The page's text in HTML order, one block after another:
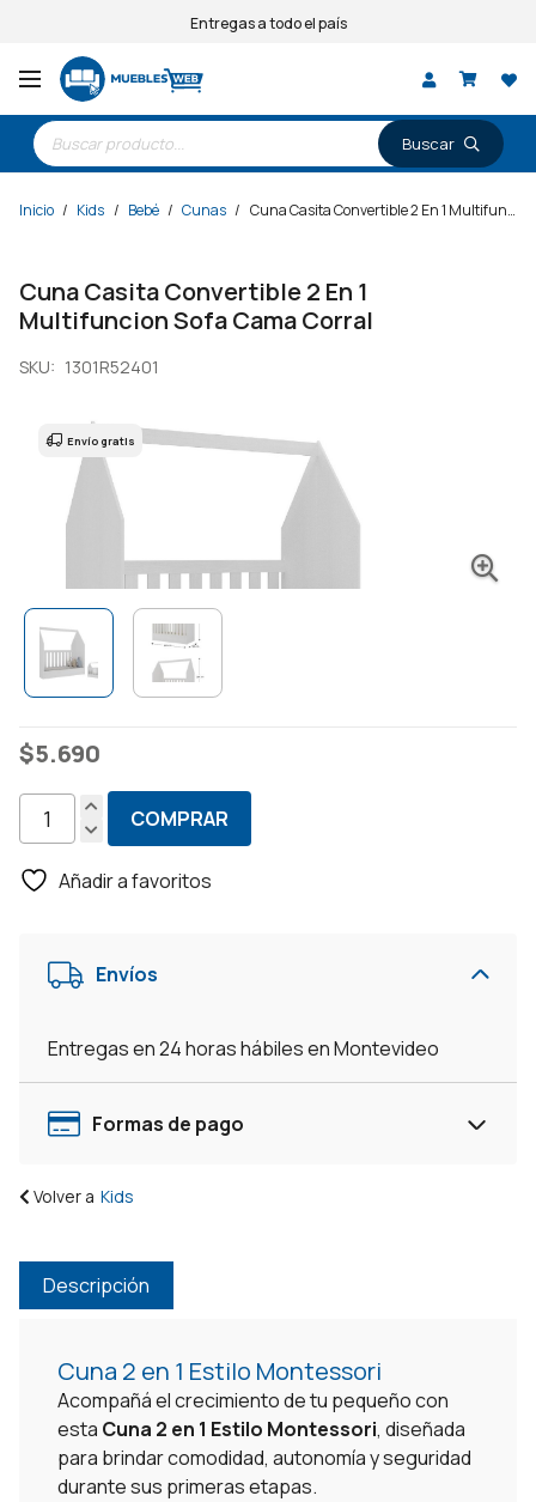
Entregas a todo el país
Búsqueda
de
productos
Inicio / Kids / Bebé / Cunas / Cuna Casita Convertible 2 En 1 Multifuncion Sofa Cama Corral
Cuna Casita Convertible 2 En 1
Multifuncion Sofa Cama Corral
SKU: 1301R52401
Envío gratis
$5.690
Cuna
Convertible
Cama
Corral
cantidad
COMPRAR
Añadir a favoritos
Envíos
Entregas en 24 horas hábiles en Montevideo
Formas de pago
Volver a Kids
Descripción
Cuna 2 en 1 Estilo Montessori
Acompañá el crecimiento de tu pequeño con
esta Cuna 2 en 1 Estilo Montessori, diseñada
para brindar comodidad, autonomía y seguridad
durante sus primeras etapas.